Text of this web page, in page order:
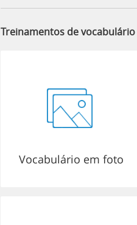
Treinamentos de vocabulário
Vocabulário em foto